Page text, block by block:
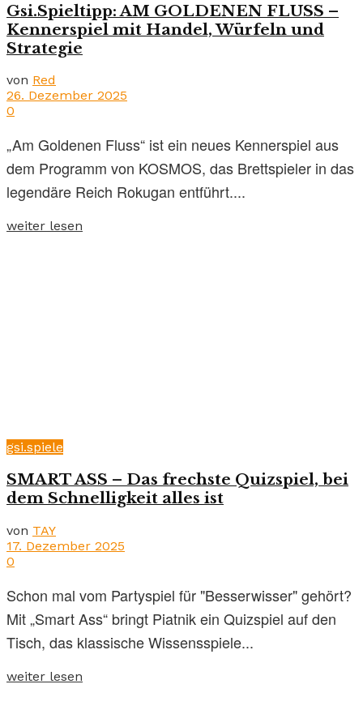
Gsi.Spieltipp: AM GOLDENEN FLUSS –
Kennerspiel mit Handel, Würfeln und
Strategie
von Red
26. Dezember 2025
0
„Am Goldenen Fluss“ ist ein neues Kennerspiel aus
dem Programm von KOSMOS, das Brettspieler in das
legendäre Reich Rokugan entführt....
weiter lesen
gsi.spiele
SMART ASS – Das frechste Quizspiel, bei
dem Schnelligkeit alles ist
von TAY
17. Dezember 2025
0
Schon mal vom Partyspiel für "Besserwisser" gehört?
Mit „Smart Ass“ bringt Piatnik ein Quizspiel auf den
Tisch, das klassische Wissensspiele...
weiter lesen